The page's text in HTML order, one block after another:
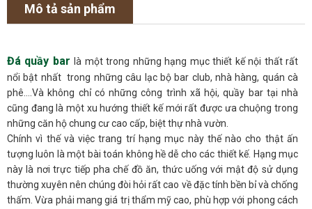
Mô tả sản phẩm
Đá quầy barlà một trong những hạng mục thiết kế nội thất rất
nổi bật nhất trong những câu lạc bộ bar club, nhà hàng, quán cà
phê….Và không chỉ có những công trình xã hội, quầy bar tại nhà
cũng đang là một xu hướng thiết kế mới rất được ưa chuộng trong
những căn hộ chung cư cao cấp, biệt thự nhà vườn.
Chính vì thế và việc trang trí hạng mục này thế nào cho thật ấn
tượng luôn là một bài toán không hề dễ cho các thiết kế. Hạng mục
này là nơi trực tiếp pha chế đồ ăn, thức uống với mật độ sử dụng
thường xuyên nên chúng đòi hỏi rất cao về đặc tính bền bỉ và chống
thấm. Vừa phải mang giá trị thẩm mỹ cao, phù hợp với phong cách